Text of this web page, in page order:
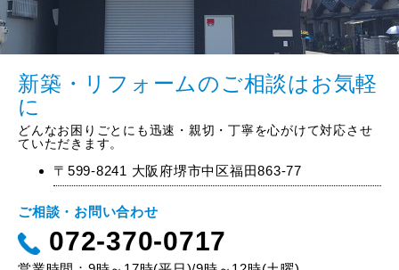
新築・リフォームのご相談はお気軽
に
どんなお困りごとにも迅速・親切・丁寧を心がけて対応させ
ていただきます。
〒599-8241 大阪府堺市中区福田863-77
ご相談・お問い合わせ
072-370-0717